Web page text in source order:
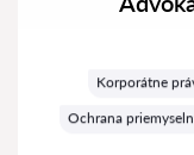
Korporátne
Ochrana